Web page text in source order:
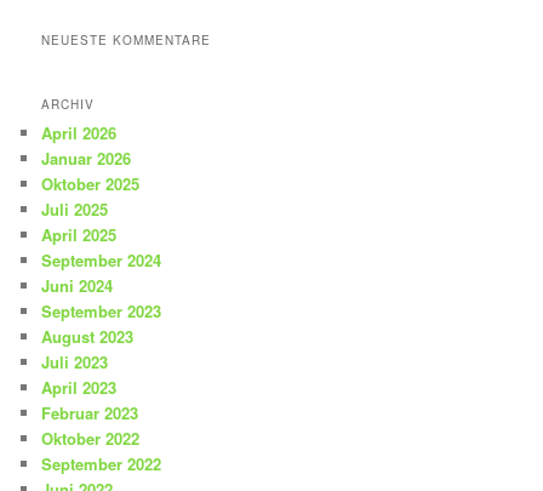
NEUESTE KOMMENTARE
ARCHIV
April 2026
Januar 2026
Oktober 2025
Juli 2025
April 2025
September 2024
Juni 2024
September 2023
August 2023
Juli 2023
April 2023
Februar 2023
Oktober 2022
September 2022